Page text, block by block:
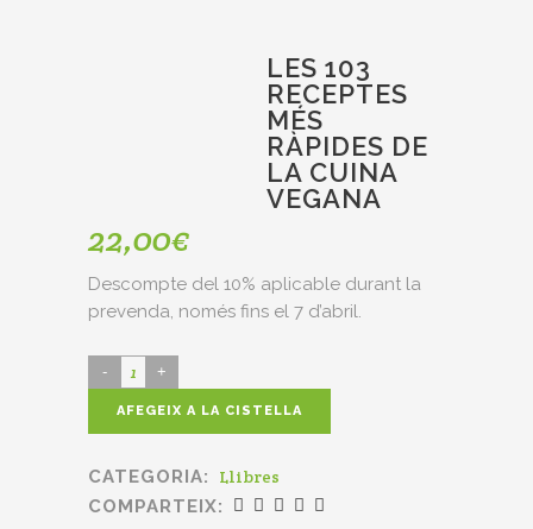
LES 103
RECEPTES
MÉS
RÀPIDES DE
LA CUINA
VEGANA
22,00€
Descompte del 10% aplicable durant la
prevenda, només fins el 7 d’abril.
AFEGEIX A LA CISTELLA
CATEGORIA:
Llibres
COMPARTEIX: